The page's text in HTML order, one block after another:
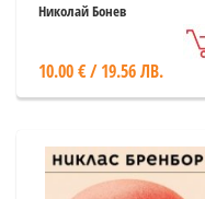
Николай Бонев
10.00 € / 19.56 ЛВ.